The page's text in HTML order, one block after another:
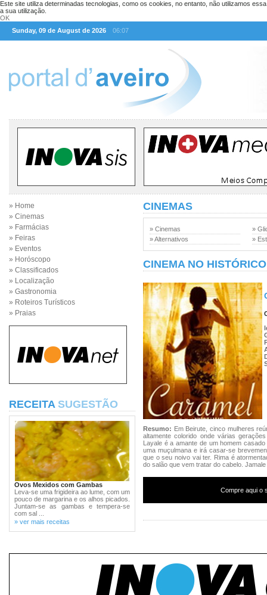
Este site utiliza determinadas tecnologias, como os cookies, no entanto, não utilizamos
a sua utilização.
OK
Sunday, 09 de August de 2026
06:07
» Home
» Cinemas
» Farmácias
» Feiras
» Eventos
» Horóscopo
» Classificados
» Localização
» Gastronomia
» Roteiros Turísticos
» Praias
RECEITA SUGESTÃO
Ovos Mexidos com Gambas
Leva-se uma frigideira ao lume, com um
pouco de margarina e os alhos picados.
Juntam-se as gambas e tempera-se
com sal ...
» ver mais receitas
CINEMAS
» Cinemas
» Alternativos
»
»
CINEMA NO HISTÓRICO
Resumo: Em Beirute, cinco mulheres
altamente colorido onde várias
Layale é a amante de um homem
uma muçulmana e irá casar-se
que o seu noivo vai ter. Rima é
do salão que vem tratar do cabelo.
Compre aqui o